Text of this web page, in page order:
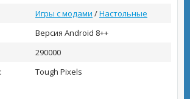
Игры с модами /Настольные
Версия Android 8++
290000
Tough Pixels